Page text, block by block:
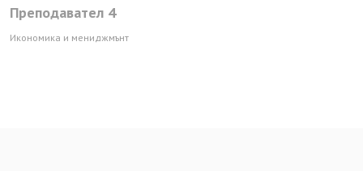
Преподавател 4
Икономика и мениджмънт